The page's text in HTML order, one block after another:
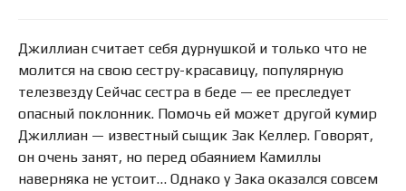
Джиллиан считает себя дурнушкой и только что не
молится на свою сестру-красавицу, популярную
телезвезду Сейчас сестра в беде — ее преследует
опасный поклонник. Помочь ей может другой кумир
Джиллиан — известный сыщик Зак Келлер. Говорят,
он очень занят, но перед обаянием Камиллы
наверняка не устоит… Однако у Зака оказался совсем